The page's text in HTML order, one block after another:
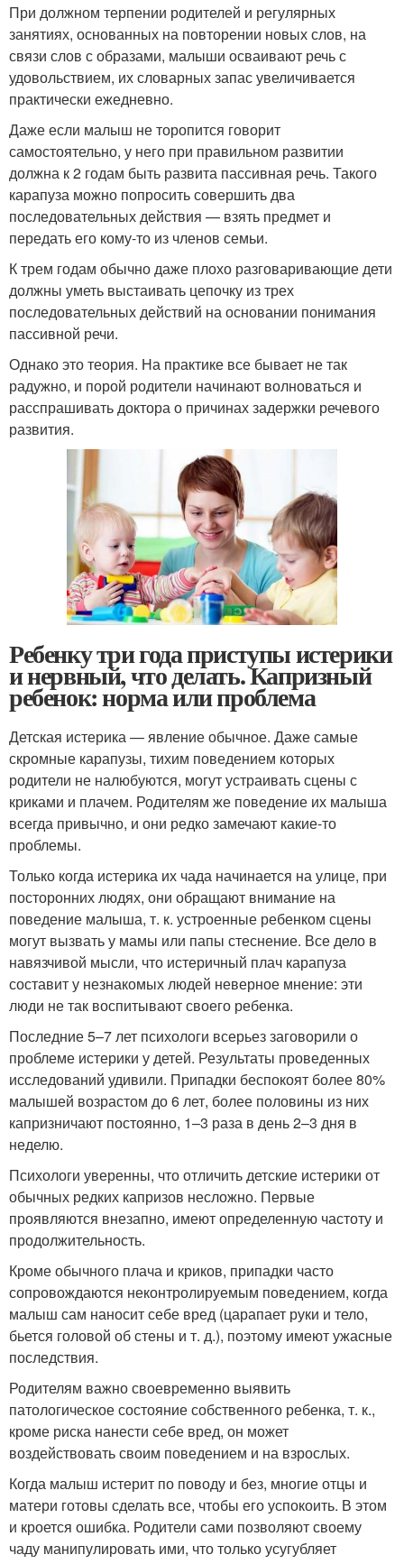
При должном терпении родителей и регулярных
занятиях, основанных на повторении новых слов, на
связи слов с образами, малыши осваивают речь с
удовольствием, их словарных запас увеличивается
практически ежедневно.
Даже если малыш не торопится говорит
самостоятельно, у него при правильном развитии
должна к 2 годам быть развита пассивная речь. Такого
карапуза можно попросить совершить два
последовательных действия — взять предмет и
передать его кому-то из членов семьи.
К трем годам обычно даже плохо разговаривающие дети
должны уметь выстаивать цепочку из трех
последовательных действий на основании понимания
пассивной речи.
Однако это теория. На практике все бывает не так
радужно, и порой родители начинают волноваться и
расспрашивать доктора о причинах задержки речевого
развития.
Ребенку три года приступы истерики
и нервный, что делать. Капризный
ребенок: норма или проблема
Детская истерика — явление обычное. Даже самые
скромные карапузы, тихим поведением которых
родители не налюбуются, могут устраивать сцены с
криками и плачем. Родителям же поведение их малыша
всегда привычно, и они редко замечают какие-то
проблемы.
Только когда истерика их чада начинается на улице, при
посторонних людях, они обращают внимание на
поведение малыша, т. к. устроенные ребенком сцены
могут вызвать у мамы или папы стеснение. Все дело в
навязчивой мысли, что истеричный плач карапуза
составит у незнакомых людей неверное мнение: эти
люди не так воспитывают своего ребенка.
Последние 5–7 лет психологи всерьез заговорили о
проблеме истерики у детей. Результаты проведенных
исследований удивили. Припадки беспокоят более 80%
малышей возрастом до 6 лет, более половины из них
капризничают постоянно, 1–3 раза в день 2–3 дня в
неделю.
Психологи уверенны, что отличить детские истерики от
обычных редких капризов несложно. Первые
проявляются внезапно, имеют определенную частоту и
продолжительность.
Кроме обычного плача и криков, припадки часто
сопровождаются неконтролируемым поведением, когда
малыш сам наносит себе вред (царапает руки и тело,
бьется головой об стены и т. д.), поэтому имеют ужасные
последствия.
Родителям важно своевременно выявить
патологическое состояние собственного ребенка, т. к.,
кроме риска нанести себе вред, он может
воздействовать своим поведением и на взрослых.
Когда малыш истерит по поводу и без, многие отцы и
матери готовы сделать все, чтобы его успокоить. В этом
и кроется ошибка. Родители сами позволяют своему
чаду манипулировать ими, что только усугубляет